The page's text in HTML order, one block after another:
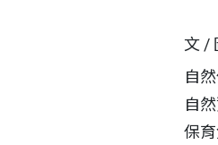
文 /
自
自
保